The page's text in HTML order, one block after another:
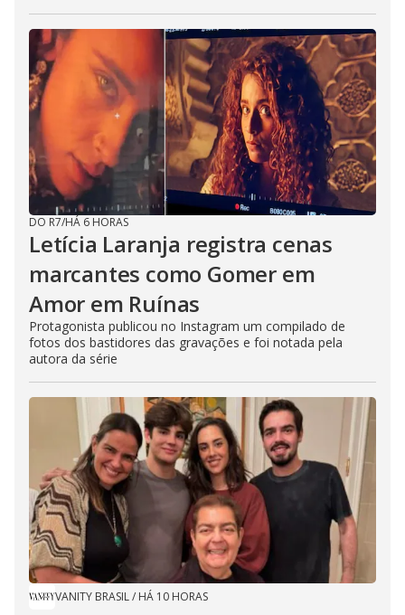
DO R7/HÁ 6 HORAS
Letícia Laranja registra cenas
marcantes como Gomer em
Amor em Ruínas
Protagonista publicou no Instagram um compilado de
fotos dos bastidores das gravações e foi notada pela
autora da série
VANITY BRASIL/ HÁ 10 HORAS